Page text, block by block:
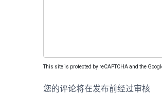
This site is protected by reCAPTCHA and the
您的评论将在发布前经过审核